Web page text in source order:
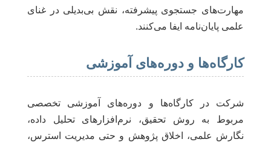
مهارت‌های جستجوی پیشرفته، نقش بی‌بدیلی در غنای
علمی پایان‌نامه ایفا می‌کنند.
کارگاه‌ها و دوره‌های آموزشی
شرکت در کارگاه‌ها و دوره‌های آموزشی تخصصی
مربوط به روش تحقیق، نرم‌افزارهای تحلیل داده،
نگارش علمی، اخلاق پژوهش و حتی مدیریت استرس،